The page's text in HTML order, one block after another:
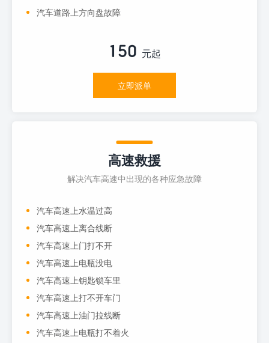
汽车道路上方向盘故障
150 元起
立即派单
高速救援
解决汽车高速中出现的各种应急故障
汽车高速上水温过高
汽车高速上离合线断
汽车高速上门打不开
汽车高速上电瓶没电
汽车高速上钥匙锁车里
汽车高速上打不开车门
汽车高速上油门拉线断
汽车高速上电瓶打不着火